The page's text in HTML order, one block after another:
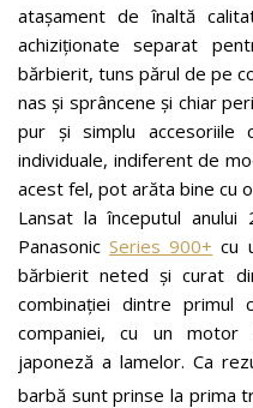
atașament de înaltă
achiziționate separat
bărbierit, tuns părul de pe
nas și sprâncene și chiar
pur și simplu accesoriile
individuale, indiferent de
acest fel, pot arăta bine cu
Lansat la începutul
PanasonicSeries 900+ cu
bărbierit neted și curat
combinației dintre
companiei, cu un motor
japoneză a lamelor. Ca
barbă sunt prinse la prima